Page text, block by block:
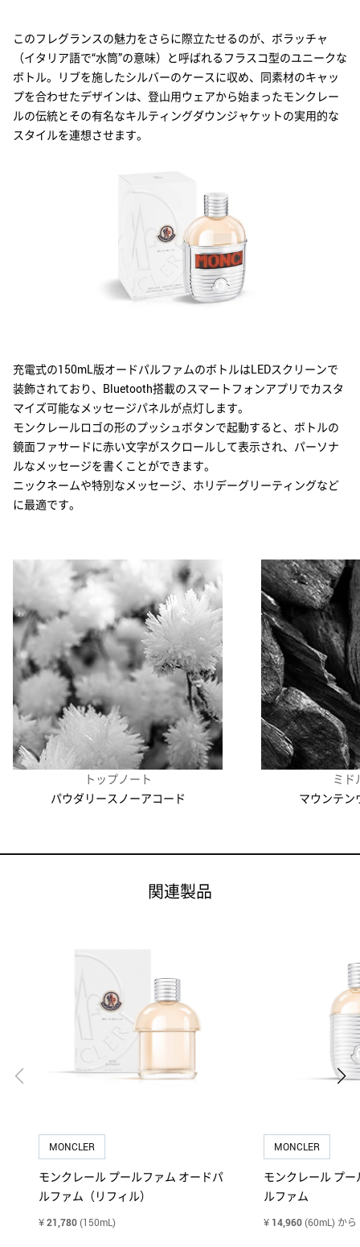
MAISON DE L'ASIE
メゾン ド ラズィ
MAISON FRANCIS KURKDJIAN
メゾン フランシス クルジャン
MONTBLANC
モンブラン
NARCISO RODRIGUEZ
ナルシソ ロドリゲス
PARFUMS DE LA BASTIDE
パルファム ドゥ ラ バスティード
PARLE MOI DE PARFUM
パルル モア ドゥ パルファム
PENHALIGON'S
ペンハリガン
ROCHAS
ロシャス
SERGE LUTENS
セルジュ・ルタンス
このフレグランスの魅力をさらに際立たせるのが、ボラッチャ
（イタリア語で“水筒”の意味）と呼ばれるフラスコ型のユニークな
ボトル。リブを施したシルバーのケースに収め、同素材のキャッ
プを合わせたデザインは、登山用ウェアから始まったモンクレー
ルの伝統とその有名なキルティングダウンジャケットの実用的な
スタイルを連想させます。
充電式の150mL版オードパルファムのボトルはLEDスクリーンで
装飾されており、Bluetooth搭載のスマートフォンアプリでカスタ
マイズ可能なメッセージパネルが点灯します。
モンクレールロゴの形のプッシュボタンで起動すると、ボトルの
鏡面ファサードに赤い文字がスクロールして表示され、パーソナ
ルなメッセージを書くことができます。
ニックネームや特別なメッセージ、ホリデーグリーティングなど
に最適です。
トップノート
パウダリースノーアコード
ミド
マウンテン
関連製品
MONCLER
モンクレール プールファム オードパ
ルファム（リフィル）
¥21,780(150mL)
MONCLER
モンクレール プ
ルファム
¥ 14,960(60mL) から